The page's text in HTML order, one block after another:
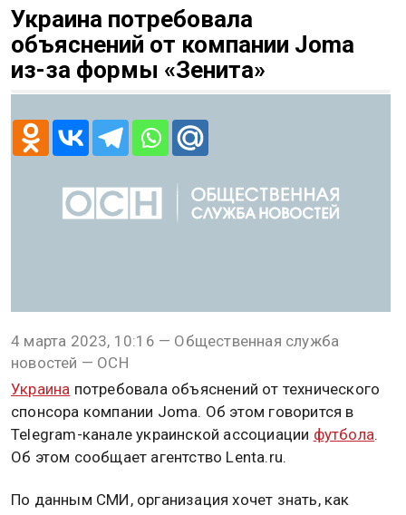
Украина потребовала
объяснений от компании Joma
из-за формы «Зенита»
4 марта 2023, 10:16 — Общественная служба
новостей — ОСН
Украина потребовала объяснений от технического
спонсора компании Joma. Об этом говорится в
Telegram-канале украинской ассоциации футбола.
Об этом сообщает агентство Lenta.ru.
По данным СМИ, организация хочет знать, как